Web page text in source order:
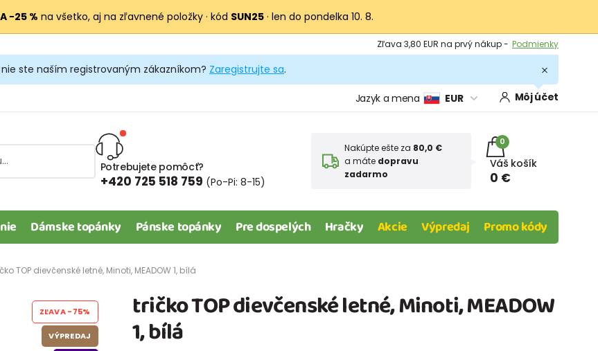
−25 % na všetko, aj na zľavnené položky · kód SUN25 · len do pondelka 10. 8.
Výmena a vrátenie tovaru - Zobraziť
Podmienky
nie ste naším registrovaným zákazníkom? Zaregistrujte sa.
Jazyk a mena EUR Môj účet
Potrebujete pomôcť?
+420 725 518 759 (Po-Pi: 8-15)
Nakúpte ešte za 80,0 €
a máte dopravu
zadarmo
0
Váš košík
0 €
Dámske topánky Pánske topánky Pre dospelých Hračky Akcie Výpredaj Promo kódy
TOP dievčenské letné, Minoti, MEADOW 1, bílá
tričko TOP dievčenské letné, Minoti, MEADOW
1, bílá
ZĽAVA-75%
VÝPREDAJ